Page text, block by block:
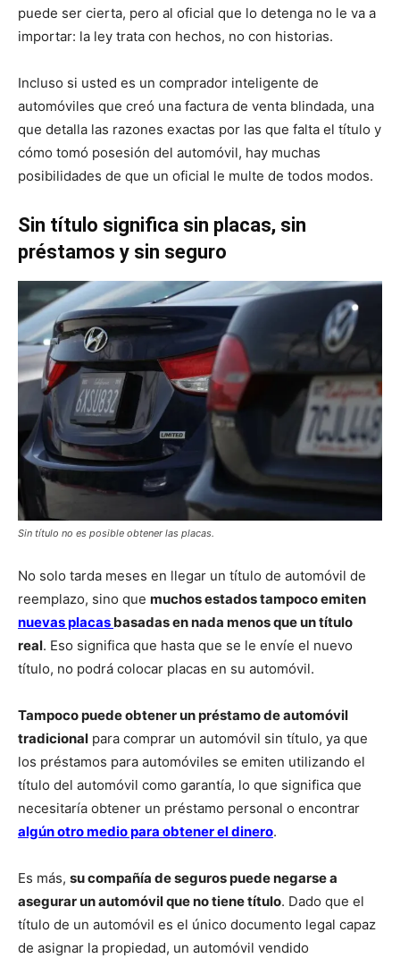
puede ser cierta, pero al oficial que lo detenga no le va a
importar: la ley trata con hechos, no con historias.
Incluso si usted es un comprador inteligente de
automóviles que creó una factura de venta blindada, una
que detalla las razones exactas por las que falta el título y
cómo tomó posesión del automóvil, hay muchas
posibilidades de que un oficial le multe de todos modos.
Sin título significa sin placas, sin
préstamos y sin seguro
Sin título no es posible obtener las placas.
No solo tarda meses en llegar un título de automóvil de
reemplazo, sino que muchos estados tampoco emiten
nuevas placas basadas en nada menos que un título
real. Eso significa que hasta que se le envíe el nuevo
título, no podrá colocar placas en su automóvil.
Tampoco puede obtener un préstamo de automóvil
tradicional para comprar un automóvil sin título, ya que
los préstamos para automóviles se emiten utilizando el
título del automóvil como garantía, lo que significa que
necesitaría obtener un préstamo personal o encontrar
algún otro medio para obtener el dinero.
Es más, su compañía de seguros puede negarse a
asegurar un automóvil que no tiene título. Dado que el
título de un automóvil es el único documento legal capaz
de asignar la propiedad, un automóvil vendido